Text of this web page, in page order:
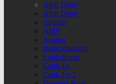
Altın Detay
Altın Detay
Altınlar
AMP
Ayarlar
Beğendiklerim
Canlı Borsa
Canlı Tv
Canlı Tv 2